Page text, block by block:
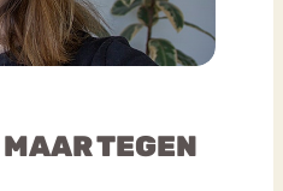
TEGEN